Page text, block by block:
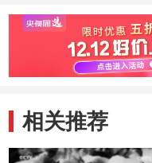
花明
相关推荐